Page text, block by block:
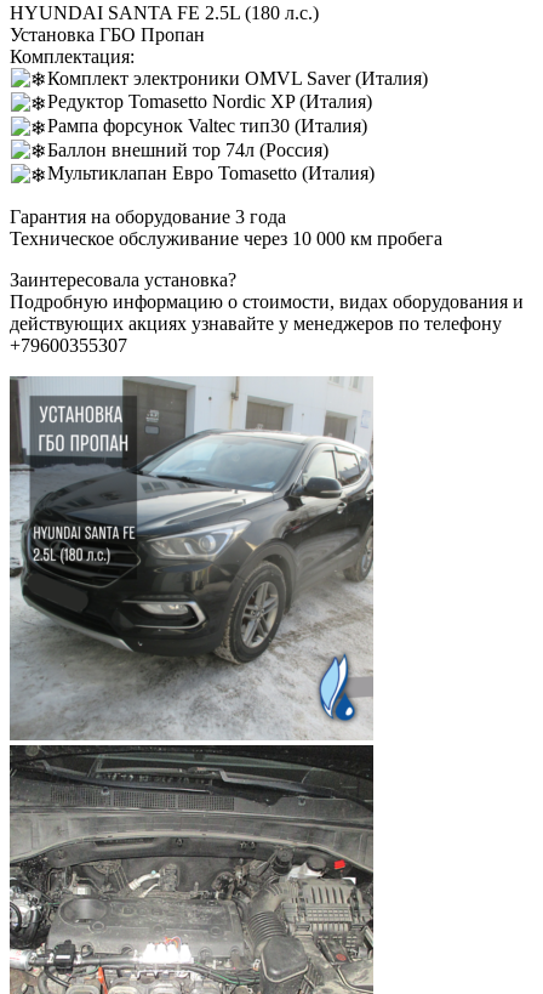
HYUNDAI SANTA FE 2.5L (180 л.с.)
Установка ГБО Пропан
Комплектация:
Комплект электроники OMVL Saver (Италия)
Редуктор Tomasetto Nordic XP (Италия)
Рампа форсунок Valtec тип30 (Италия)
Баллон внешний тор 74л (Россия)
Мультиклапан Евро Tomasetto (Италия)
Гарантия на оборудование 3 года
Техническое обслуживание через 10 000 км пробега
Заинтересовала установка?
Подробную информацию о стоимости, видах оборудования и
действующих акциях узнавайте у менеджеров по телефону
+79600355307